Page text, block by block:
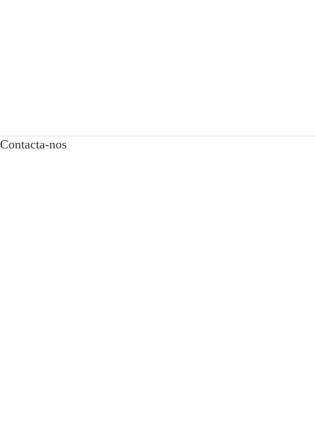
Contacta-nos